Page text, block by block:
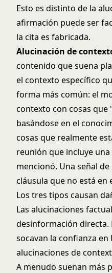
Esto es distinto de la
afirmación puede ser
la cita es fabricada.
Alucinación de
contenido que suena
el contexto específico
forma más común: el
contexto con cosas
basándose en el
cosas que realmente
reunión que incluye
mencionó. Una señal
cláusula que no está en
Los tres tipos causan
Las alucinaciones
desinformación directa.
socavan la confianza en
alucinaciones de
A menudo suenan más